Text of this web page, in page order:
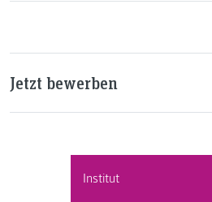
Institut
Jetzt bewerben